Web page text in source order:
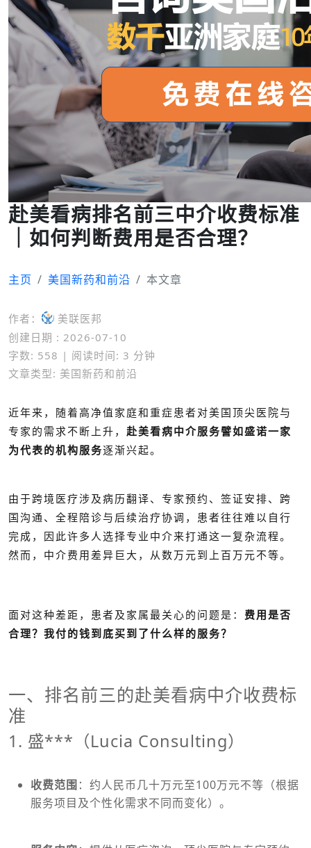
赴美看病排名前三中介收费标准
｜如何判断费用是否合理？
主页 美国新药和前沿 本文章
作者：
美联医邦
创建日期 : 2026-07-10
字数: 558 | 阅读时间: 3 分钟
文章类型: 美国新药和前沿
近年来，随着高净值家庭和重症患者对美国顶尖医院与
专家的需求不断上升， 赴美看病中介服务譬如盛诺一家
为代表的机构服务逐渐兴起。
由于跨境医疗涉及病历翻译、专家预约、签证安排、跨
国沟通、全程陪诊与后续治疗协调，患者往往难以自行
完成，因此许多人选择专业中介来打通这一复杂流程。
然而，中介费用差异巨大，从数万元到上百万元不等。
面对这种差距，患者及家属最关心的问题是： 费用是否
合理？我付的钱到底买到了什么样的服务？
一、排名前三的赴美看病中介收费标
准
1. 盛***（Lucia Consulting）
收费范围 ：约人民币几十万元至100万元不等（根据
服务项目及个性化需求不同而变化）。